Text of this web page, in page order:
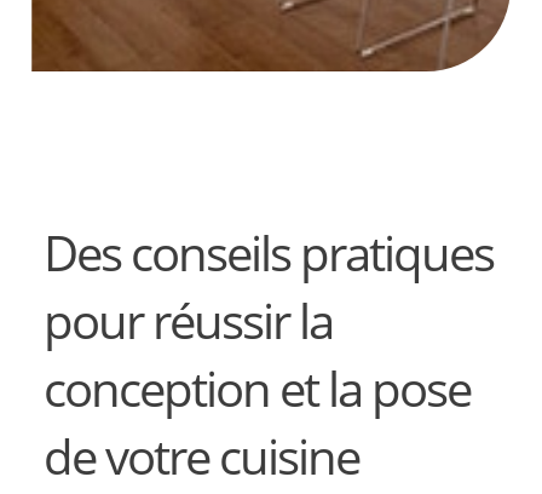
Des conseils pratiques
pour réussir la
conception et la pose
de votre cuisine